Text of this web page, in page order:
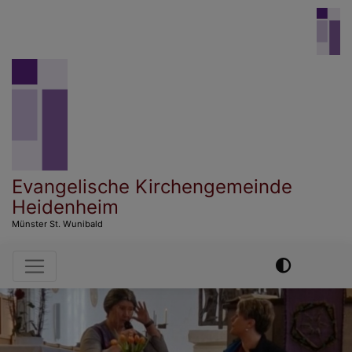
Evangelische Kirchengemeinde
Heidenheim
Münster St. Wunibald
Hauptnavigation